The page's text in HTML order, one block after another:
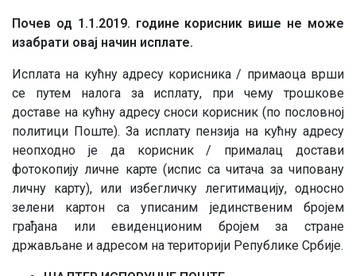
Почев од 1.1.2019. године корисник више не може
изабрати овај начин исплате.
Исплата на кућну адресу корисника / примаоца врши
се путем налога за исплату, при чему трошкове
доставе на кућну адресу сноси корисник (по пословној
политици Поште). За исплату пензија на кућну адресу
неопходно је да корисник / прималац достави
фотокопију личне карте (испис са читача за чиповану
личну карту), или избегличку легитимацију, односно
зелени картон са уписаним јединственим бројем
грађана или евиденционим бројем за стране
држављане и адресом на територији Републике Србије.